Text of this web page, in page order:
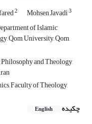
2 Mohsen Javadi3
of Islamic
Qom University, Qom,
and Theology,
Faculty of Theology,
چکیده
English